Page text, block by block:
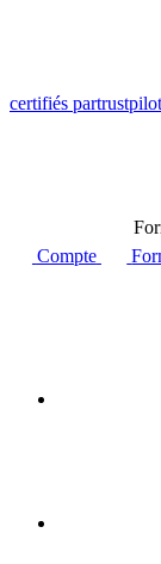
certifiés partrustpilot
Compte